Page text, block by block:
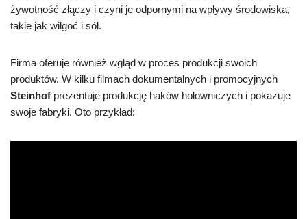
żywotność złączy i czyni je odpornymi na wpływy środowiska,
takie jak wilgoć i sól.
Firma oferuje również wgląd w proces produkcji swoich
produktów. W kilku filmach dokumentalnych i promocyjnych
Steinhof prezentuje produkcję haków holowniczych i pokazuje
swoje fabryki. Oto przykład: